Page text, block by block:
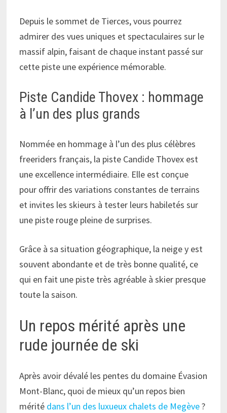
Depuis le sommet de Tierces, vous pourrez
admirer des vues uniques et spectaculaires sur le
massif alpin, faisant de chaque instant passé sur
cette piste une expérience mémorable.
Piste Candide Thovex : hommage
à l’un des plus grands
Nommée en hommage à l’un des plus célèbres
freeriders français, la piste Candide Thovex est
une excellence intermédiaire. Elle est conçue
pour offrir des variations constantes de terrains
et invites les skieurs à tester leurs habiletés sur
une piste rouge pleine de surprises.
Grâce à sa situation géographique, la neige y est
souvent abondante et de très bonne qualité, ce
qui en fait une piste très agréable à skier presque
toute la saison.
Un repos mérité après une
rude journée de ski
Après avoir dévalé les pentes du domaine Évasion
Mont-Blanc, quoi de mieux qu’un repos bien
mérité dans l’un des luxueux chalets de Megève?